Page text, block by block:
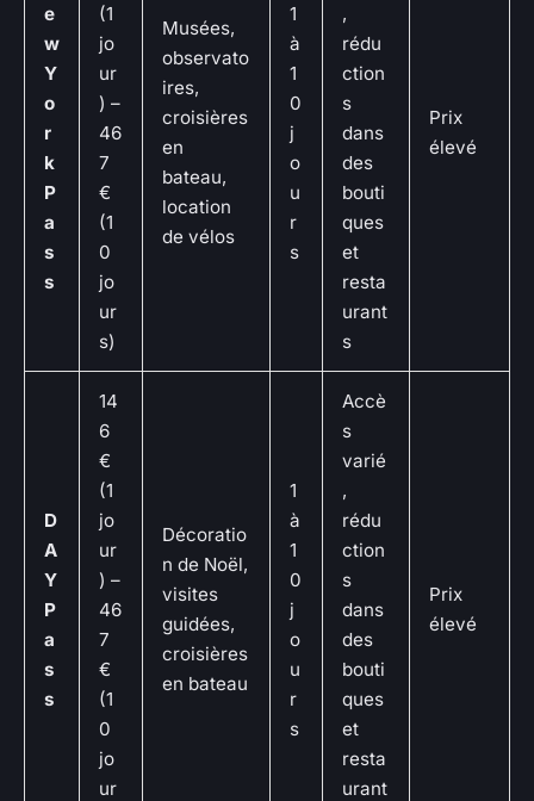
e
w
Y
o
r
k
P
a
s
s
(1
jo
ur
) –
46
7
€
(1
0
jo
ur
s)
Musées,
observato
ires,
croisières
en
bateau,
location
de vélos
1
à
1
0
j
o
u
r
s
,
rédu
ction
s
dans
des
bouti
ques
et
resta
urant
s
Prix
élevé
D
A
Y
P
a
s
s
14
6
€
(1
jo
ur
) –
46
7
€
(1
0
jo
ur
Décoratio
n de Noël,
visites
guidées,
croisières
en bateau
1
à
1
0
j
o
u
r
s
Accè
s
varié
,
rédu
ction
s
dans
des
bouti
ques
et
resta
urant
Prix
élevé